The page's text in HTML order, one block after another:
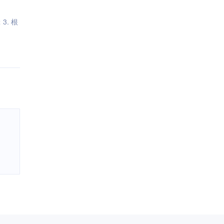
3. 根